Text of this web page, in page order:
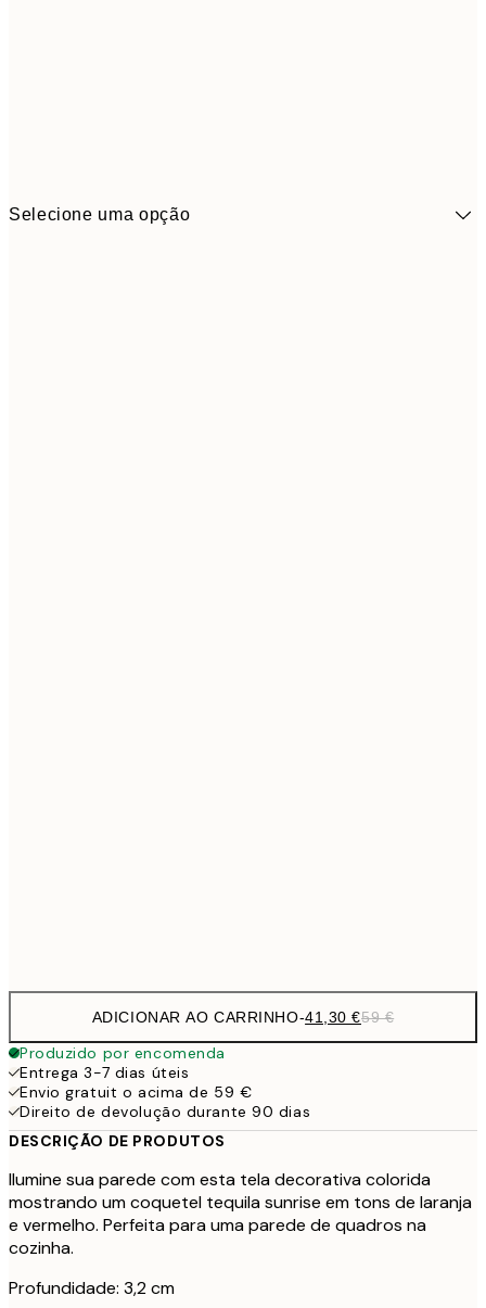
Selecione uma opção
ADICIONAR AO CARRINHO-41,30 €59 €
Produzido por encomenda
Entrega 3-7 dias úteis
Envio gratuit o acima de 59 €
Direito de devolução durante 90 dias
DESCRIÇÃO DE PRODUTOS
Ilumine sua parede com esta tela decorativa colorida
mostrando um coquetel tequila sunrise em tons de laranja
e vermelho. Perfeita para uma parede de quadros na
cozinha.
Profundidade: 3,2 cm